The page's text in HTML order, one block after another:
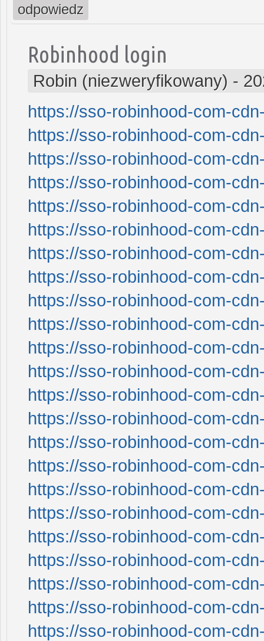
odpowiedz
Robinhood login
Robin (niezweryfikowany) -
https://sso-robinhood-com-
https://sso-robinhood-com-
https://sso-robinhood-com-
https://sso-robinhood-com-
https://sso-robinhood-com-
https://sso-robinhood-com-
https://sso-robinhood-com-
https://sso-robinhood-com-
https://sso-robinhood-com-
https://sso-robinhood-com-
https://sso-robinhood-com-
https://sso-robinhood-com-
https://sso-robinhood-com-
https://sso-robinhood-com-
https://sso-robinhood-com-
https://sso-robinhood-com-
https://sso-robinhood-com-
https://sso-robinhood-com-
https://sso-robinhood-com-
https://sso-robinhood-com-
https://sso-robinhood-com-
https://sso-robinhood-com-
https://sso-robinhood-com-